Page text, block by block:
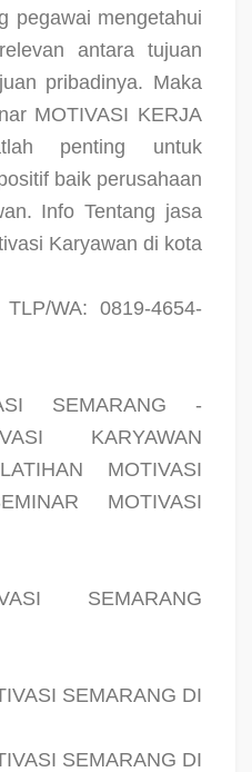
pegawai mengetahui
antara tujuan
pribadinya. Maka
MOTIVASI KERJA
penting untuk
baik perusahaan
Info Tentang jasa
Karyawan di kota
WA: 0819-4654-
SEMARANG -
KARYAWAN
MOTIVASI
MOTIVASI
SEMARANG
SEMARANG DI
SEMARANG DI